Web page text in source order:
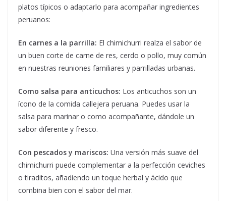
platos típicos o adaptarlo para acompañar ingredientes
peruanos:
En carnes a la parrilla: El chimichurri realza el sabor de
un buen corte de carne de res, cerdo o pollo, muy común
en nuestras reuniones familiares y parrilladas urbanas.
Como salsa para anticuchos: Los anticuchos son un
ícono de la comida callejera peruana. Puedes usar la
salsa para marinar o como acompañante, dándole un
sabor diferente y fresco.
Con pescados y mariscos: Una versión más suave del
chimichurri puede complementar a la perfección ceviches
o tiraditos, añadiendo un toque herbal y ácido que
combina bien con el sabor del mar.